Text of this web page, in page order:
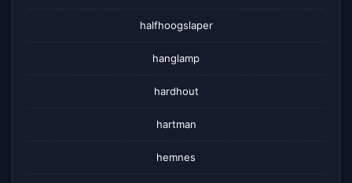
halfhoogslaper
hanglamp
hardhout
hartman
hemnes